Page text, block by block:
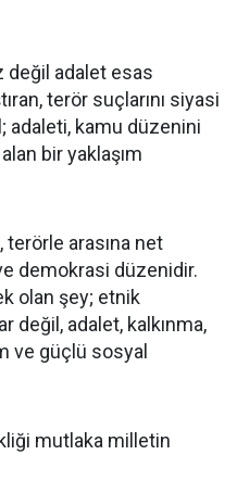
değil adalet esas
terör suçlarını siyasi
adaleti, kamu düzenini
bir yaklaşım
terörle arasına net
demokrasi düzenidir.
olan şey; etnik
değil, adalet, kalkınma,
ve güçlü sosyal
mutlaka milletin